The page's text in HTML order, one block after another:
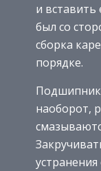
и
был со
сборка
порядке.
Подшипник
наоборот,